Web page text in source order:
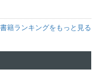
書籍ランキングをもっと見る